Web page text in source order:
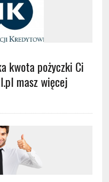
kwota pożyczki Ci
masz więcej